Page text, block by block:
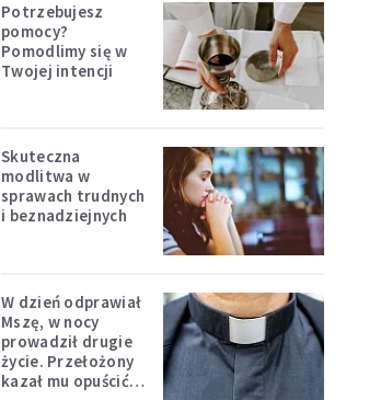
Potrzebujesz
pomocy?
Pomodlimy się w
Twojej intencji
Skuteczna
modlitwa w
sprawach trudnych
i beznadziejnych
W dzień odprawiał
Mszę, w nocy
prowadził drugie
życie. Przełożony
kazał mu opuścić